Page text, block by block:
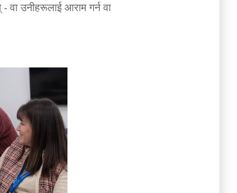
वा उनीहरूलाई आराम गर्न वा